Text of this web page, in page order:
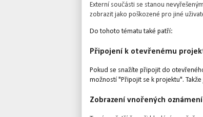
Externí součásti se stanou
zobrazit jako poškozené pro jiné
Do tohoto tématu také patří:
Připojení k otevřenému
Pokud se snažíte připojit do
možností "Připojit se k projektu".
Zobrazení vnořených